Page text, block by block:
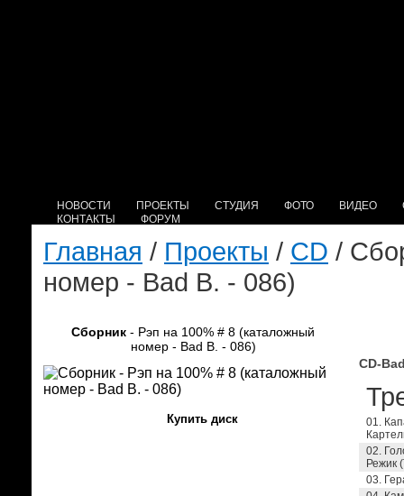
НОВОСТИ ПРОЕКТЫ СТУДИЯ ФОТО ВИДЕО
КОНТАКТЫ
ФОРУМ
Главная / Проекты / CD /
номер - Bad B. - 086)
Сборник - Рэп на 100% # 8 (каталожный
номер - Bad B. - 086)
Купить диск
CD-
01.
02.
Режик
03.